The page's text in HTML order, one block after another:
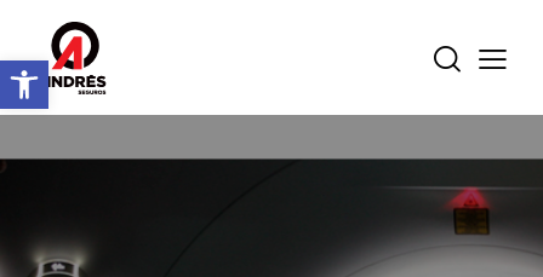
Abrir barra de herramientas